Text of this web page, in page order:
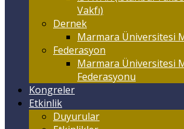
Vakfı)
Dernek
Marmara Üniversitesi
Federasyon
Marmara Üniversitesi
Federasyonu
Kongreler
Etkinlik
Duyurular